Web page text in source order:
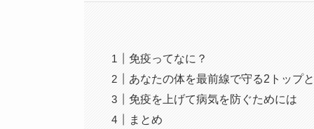
免疫ってなに？
あなたの体を最前線で守る2トップ
免疫を上げて病気を防ぐためには
まとめ